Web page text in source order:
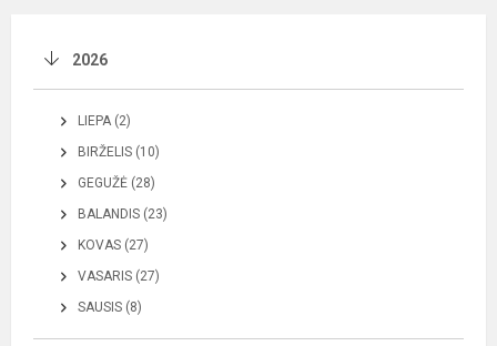
2026
LIEPA (2)
BIRŽELIS (10)
GEGUŽĖ (28)
BALANDIS (23)
KOVAS (27)
VASARIS (27)
SAUSIS (8)